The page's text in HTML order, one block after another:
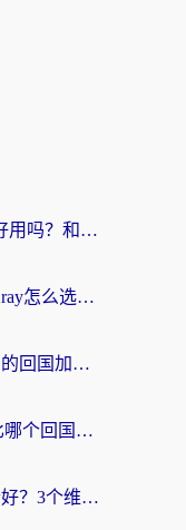
海外党必看：快帆TV版VPN好用吗？和快游VPN对比哪个回国效果更好？附实用避坑指南
海外党无忧指南：国内节点v2ray怎么选？一键回国VPN+多场景实测帮你避坑
海外党必看：如何选到最好用的回国加速器？从节点到售后的全维度指南
ChickCN VPN和洞见VPN对比哪个回国效果更好？海外党亲测3款加速器+避坑指南
海外党必看：斧牛和嘀嗒哪个好？3个维度教你选对回国加速器